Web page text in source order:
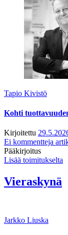
Tapio Kivistö
Kohti
Kirjoitettu
Ei kommentteja
Pääkirjoitus
Lisää toimitukselta
Vieraskynä
Jarkko Liuska